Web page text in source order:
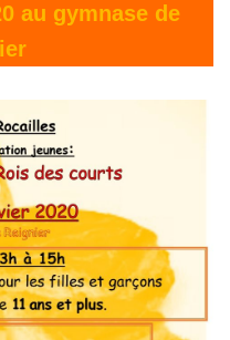
au gymnase de